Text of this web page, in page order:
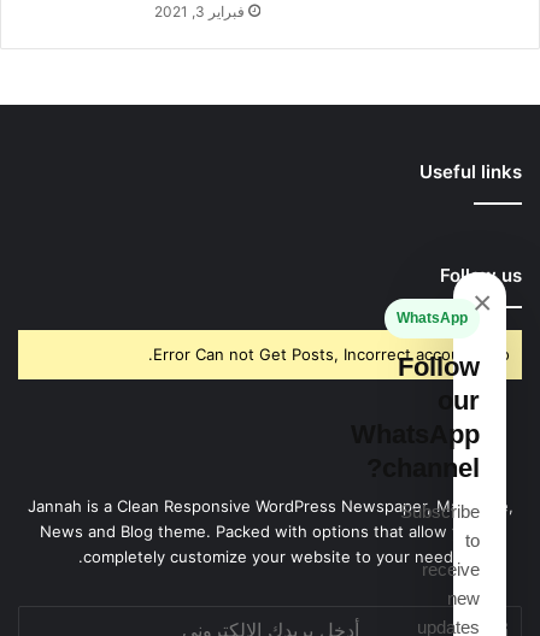
فبراير 3, 2021
Useful links
Follow us
Error Can not Get Posts, Incorrect account info.
Jannah is a Clean Responsive WordPress Newspaper, Magazine,
News and Blog theme. Packed with options that allow you to
completely customize your website to your needs.
×
WhatsApp
Follow
our
WhatsApp
channel?
Subscribe
to
receive
new
updates